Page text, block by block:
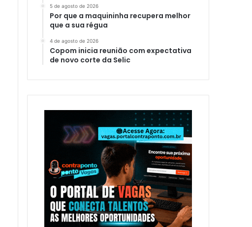
5 de agosto de 2026
Por que a maquininha recupera melhor
que a sua régua
4 de agosto de 2026
Copom inicia reunião com expectativa
de novo corte da Selic